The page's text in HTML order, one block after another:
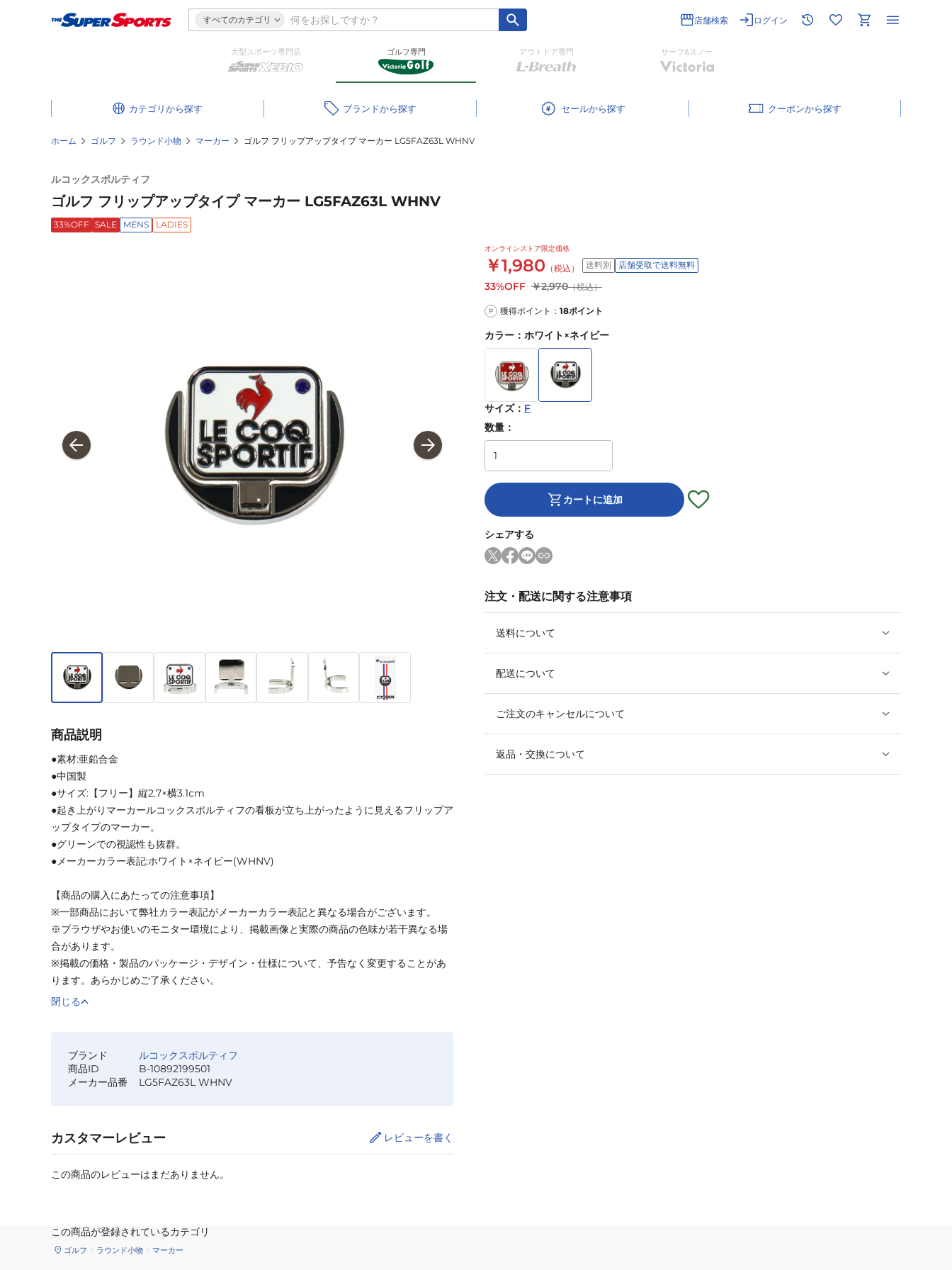
すべてのカテゴリ 店舗検索 ログイン
大型スポーツ専門店 ゴルフ専門 アウトドア専門 サーフ&スノー
カテゴリ ブランド セール クーポン
ホーム ゴルフ ラウンド小物 マーカー ゴルフ フリップアップタイプ マーカー LG5FAZ63L WHNV
ルコックスポルティフ
ゴルフ フリップアップタイプ マーカー LG5FAZ63L WHNV
33%OFF SALE MENS LADIES
オンラインストア限定価格
￥1,980 （税込） 送料別 店舗受取で送料無料
33%OFF ￥2,970（税込）
P 獲得ポイント： 18ポイント
カラー ： ホワイト×ネイビー
サイズ： F
数量：
カートに追加
シェアする
注文・配送に関する注意事項
送料について
配送について
ご注文のキャンセルについて
返品・交換について
商品説明
●素材:亜鉛合金
●中国製
●サイズ:【フリー】縦2.7×横3.1cm
●起き上がりマーカールコックスポルティフの看板が立ち上がったように見えるフリップア
ップタイプのマーカー。
●グリーンでの視認性も抜群。
●メーカーカラー表記:ホワイト×ネイビー(WHNV)
【商品の購入にあたっての注意事項】
※一部商品において弊社カラー表記がメーカーカラー表記と異なる場合がございます。
※ブラウザやお使いのモニター環境により、掲載画像と実際の商品の色味が若干異なる場
合があります。
※掲載の価格・製品のパッケージ・デザイン・仕様について、予告なく変更することがあ
ります。あらかじめご了承ください。
閉じる
ブランド
ルコックスポルティフ
商品ID
B-10892199501
メーカー品番
LG5FAZ63L WHNV
カスタマーレビュー レビューを書く
この商品のレビューはまだありません。
この商品が登録されているカテゴリ
ゴルフ ラウンド小物 マーカー